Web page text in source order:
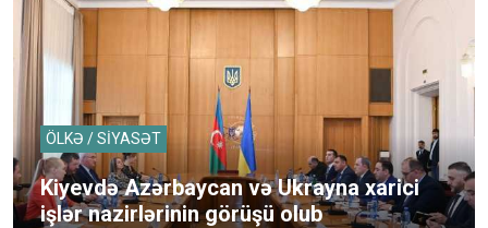
ÖLKƏ / SİYASƏT
Kiyevdə Azərbaycan və Ukrayna xarici
işlər nazirlərinin görüşü olub